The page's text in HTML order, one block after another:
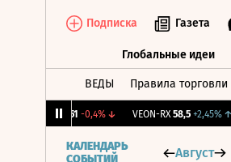
Подписка Газета
Глобальные идеи
ВЕДЫ Правила торговли
-0,4%↓ VEON-RX 58,5 +2,45%↑
КАЛЕНДАРЬ
СОБЫТИЙ
Август